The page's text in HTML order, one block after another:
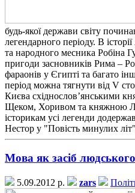
будь-якої держави світу
легендарного періоду. В
та народного месника Робіна
пригоди засновників Рима –
фараонів у Єгипті та багато
період можна тягнути від V
Києва східнослов’янськими
Щеком, Хоривом та княжною
історикам усі легенди
Нестор у "Повість минулих
Мова як засіб
5.09.2012 р. zars